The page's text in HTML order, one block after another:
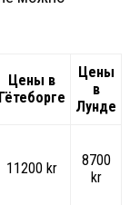
Цены в
Гётеборге
Цены
в
Лунде
11200 kr
8700
kr